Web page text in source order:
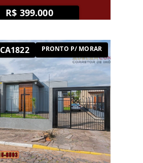
R$ 399.000
CA1822 PRONTO P/ MORAR